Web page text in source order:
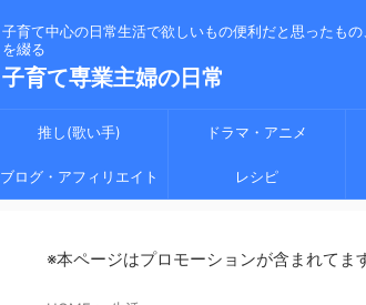
子育て中心の日常生活で欲しいもの便利だと思ったも
を綴る
子育て専業主婦の日常
推し(歌い手) ドラマ・アニメ
ブログ・アフィリエイト レシピ
※本ページはプロモーションが含まれてま